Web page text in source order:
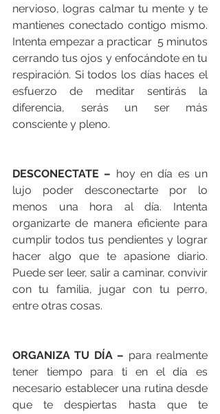
nervioso, logras calmar tu mente y te
mantienes conectado contigo mismo.
Intenta empezar a practicar  5 minutos
cerrando tus ojos y enfocándote en tu
respiración. Si todos los días haces el
esfuerzo de meditar sentirás la
diferencia, serás un ser más
consciente y pleno.
DESCONECTATE – hoy en día es un
lujo poder desconectarte por lo
menos una hora al día. Intenta
organizarte de manera eficiente para
cumplir todos tus pendientes y lograr
hacer algo que te apasione diario.
Puede ser leer, salir a caminar, convivir
con tu familia, jugar con tu perro,
entre otras cosas.
ORGANIZA TU DÍA – para realmente
tener tiempo para ti en el día es
necesario establecer una rutina desde
que te despiertas hasta que te